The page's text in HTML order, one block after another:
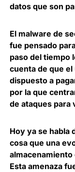
datos que son
El malware de
fue pensado
paso del tiempo
cuenta de que
dispuesto a
por la que
de ataques para
Hoy ya se habla
cosa que una
almacenamiento
Esta amenaza